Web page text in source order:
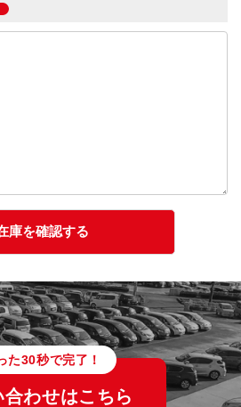
た30秒で完了！
合わせはこちら